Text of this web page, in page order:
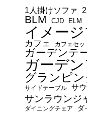
1人掛けソファ
BLM CJD ELM
イメー
カフェ カフェセッ
ガーデンテ
ガーデ
グランピ
サイドテーブル サ
サンラウンジ
ダイニングチェア ダ